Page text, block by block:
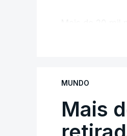
MUNDO
Mais